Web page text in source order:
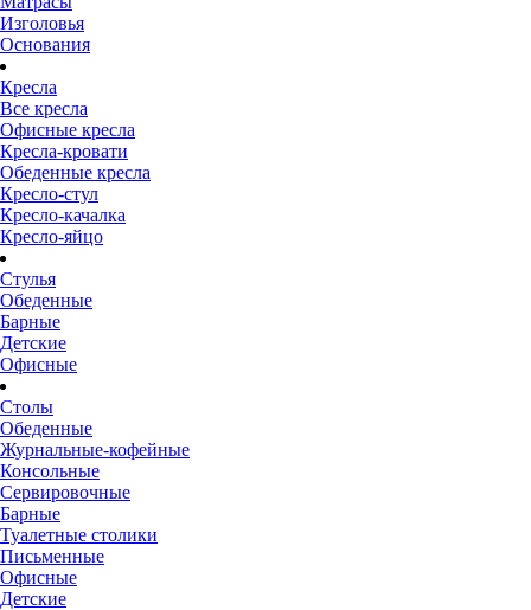
Изголовья
Основания
Кресла
Все кресла
Офисные кресла
Кресла-кровати
Обеденные кресла
Кресло-стул
Кресло-качалка
Кресло-яйцо
Стулья
Обеденные
Барные
Детские
Офисные
Столы
Обеденные
Журнальные-кофейные
Консольные
Сервировочные
Барные
Туалетные столики
Письменные
Офисные
Детские